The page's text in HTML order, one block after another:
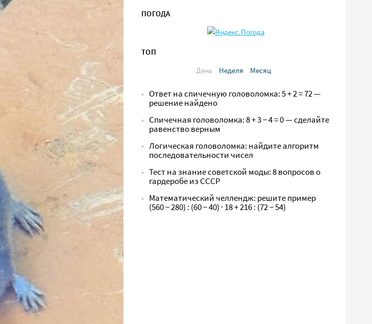
ПОГОДА
ТОП
День
Неделя Месяц
Ответ на спичечную головоломка: 5 + 2 = 72 —
решение найдено
Спичечная головоломка: 8 + 3 − 4 = 0 — сделайте
равенство верным
Логическая головоломка: найдите алгоритм
последовательности чисел
Тест на знание советской моды: 8 вопросов о
гардеробе из СССР
Математический челлендж: решите пример
(560 − 280) : (60 − 40) · 18 + 216 : (72 − 54)